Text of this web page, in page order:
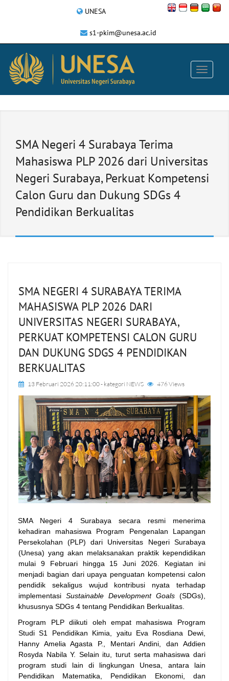
UNESA
s1-pkim@unesa.ac.id
SMA Negeri 4 Surabaya Terima
Mahasiswa PLP 2026 dari Universitas
Negeri Surabaya, Perkuat Kompetensi
Calon Guru dan Dukung SDGs 4
Pendidikan Berkualitas
SMA NEGERI 4 SURABAYA TERIMA
MAHASISWA PLP 2026 DARI
UNIVERSITAS NEGERI SURABAYA,
PERKUAT KOMPETENSI CALON GURU
DAN DUKUNG SDGS 4 PENDIDIKAN
BERKUALITAS
13 Februari 2026 20:11:00- kategori NEWS 476 Views
SMA Negeri 4 Surabaya secara resmi menerima
kehadiran mahasiswa Program Pengenalan Lapangan
Persekolahan (PLP) dari Universitas Negeri Surabaya
(Unesa) yang akan melaksanakan praktik kependidikan
mulai 9 Februari hingga 15 Juni 2026. Kegiatan ini
menjadi bagian dari upaya penguatan kompetensi calon
pendidik sekaligus wujud kontribusi nyata terhadap
implementasi Sustainable Development Goals(SDGs),
khususnya SDGs 4 tentang Pendidikan Berkualitas.
Program PLP diikuti oleh empat mahasiswa Program
Studi S1 Pendidikan Kimia, yaitu Eva Rosdiana Dewi,
Hanny Amelia Agasta P., Mentari Andini, dan Addien
Rosyda Nabila Y. Selain itu, turut serta mahasiswa dari
program studi lain di lingkungan Unesa, antara lain
Pendidikan Matematika, Pendidikan Ekonomi, dan